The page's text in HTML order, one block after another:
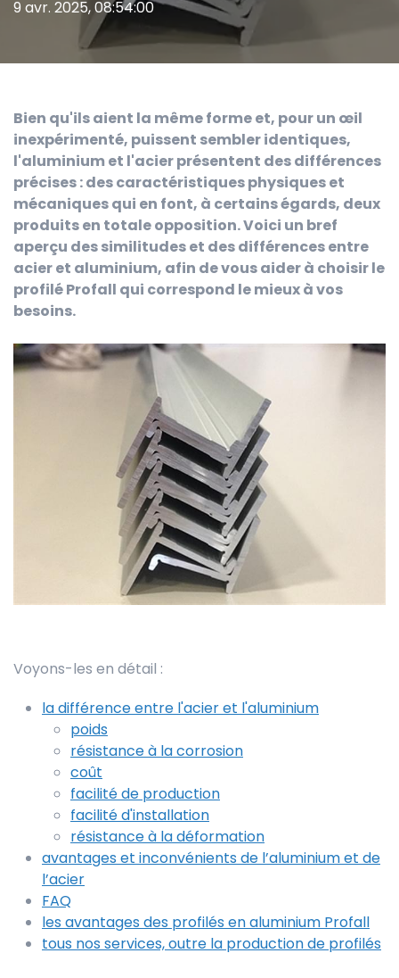
9 avr. 2025, 08:54:00
Bien qu'ils aient la même forme et, pour un œil
inexpérimenté, puissent sembler identiques,
l'aluminium et l'acier présentent des différences
précises : des caractéristiques physiques et
mécaniques qui en font, à certains égards, deux
produits en totale opposition. Voici un bref
aperçu des similitudes et des différences entre
acier et aluminium, afin de vous aider à choisir le
profilé Profall qui correspond le mieux à vos
besoins.
Voyons-les en détail :
la différence entre l'acier et l'aluminium
poids
résistance à la corrosion
coût
facilité de production
facilité d'installation
résistance à la déformation
avantages et inconvénients de l’aluminium et de
l’acier
FAQ
les avantages des profilés en aluminium Profall
tous nos services, outre la production de profilés